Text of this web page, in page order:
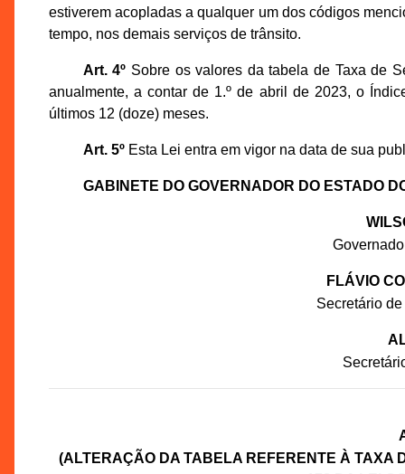
estiverem acopladas a qualquer um dos códigos
tempo, nos demais serviços de trânsito.
Art. 4º Sobre os valores da tabela de Taxa de
anualmente, a contar de 1.º de abril de 2023, o
últimos 12 (doze) meses.
Art. 5ºEsta Lei entra em vigor na data de sua
GABINETE DO GOVERNADOR DO ESTADO
FLÁVIO
Secretário
(ALTERAÇÃO DA TABELA REFERENTE À TAXA